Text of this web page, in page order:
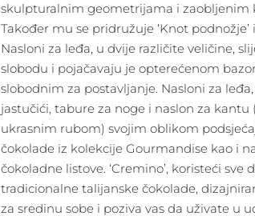
skulpturalnim geometrijama i zaobljenim
Također mu se pridružuje ‘Knot podnožje’ i
Nasloni za leđa, u dvije različite veličine,
slobodu i pojačavaju je opterećenom
slobodnim za postavljanje. Nasloni za
jastučići, tabure za noge i naslon za kantu
ukrasnim rubom) svojim oblikom
čokolade iz kolekcije Gourmandise kao i
čokoladne listove. ‘Cremino’, koristeći sve
tradicionalne talijanske čokolade,
za sredinu sobe i poziva vas da uživate u